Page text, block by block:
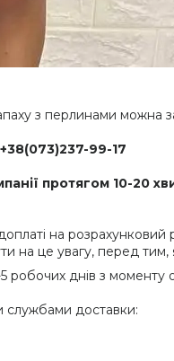
з перлинами можна
+38(073)237-99-17
протягом 10-20
на
на це увагу, перед тим,
робочих днів з
службами доставки: